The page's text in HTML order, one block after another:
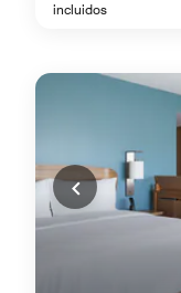
incluidos